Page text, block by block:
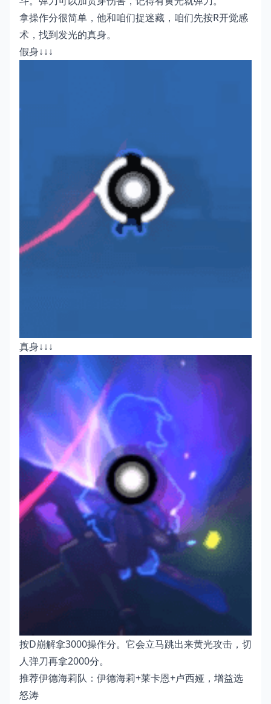
拿操作分很简单，他和咱们捉迷藏，咱们先按R开觉感
术，找到发光的真身。
假身↓↓↓
真身↓↓↓
按D崩解拿3000操作分。它会立马跳出来黄光攻击，切
人弹刀再拿2000分。
推荐伊德海莉队：伊德海莉+莱卡恩+卢西娅，增益选
怒涛